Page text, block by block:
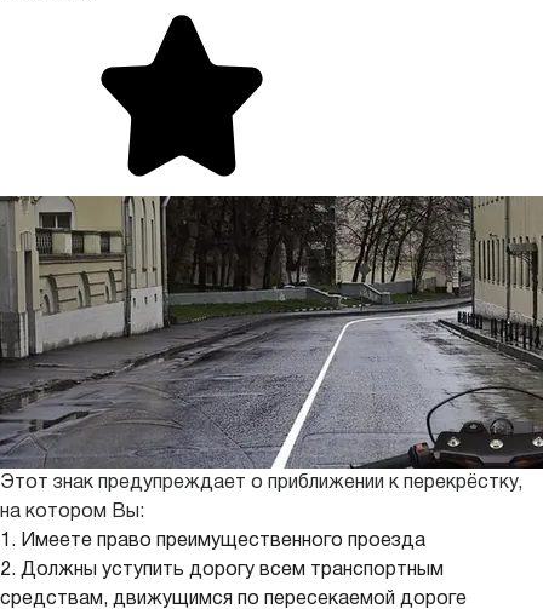
Этот знак предупреждает о приближении к перекрёстку,
на котором Вы:
1. Имеете право преимущественного проезда
2. Должны уступить дорогу всем транспортным
средствам, движущимся по пересекаемой дороге